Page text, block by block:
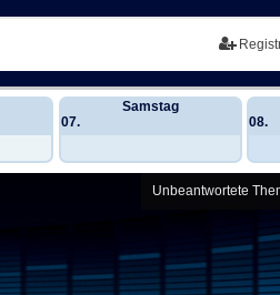
Samstag
07.
08.
Unbeantwortete